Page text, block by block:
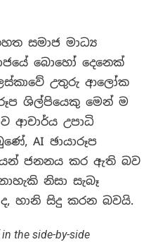
සමාජ මාධ්‍ය
බොහෝ දෙනෙක්
උතුරු ආලෝක
ශිල්පියෙකු මෙන් ම
ආචාර්ය උපාධි
AI ඡායාරූප
ජනනය කර ඇති බව
නිසා සැබෑ
හානි සිදු කරන බවයි.
the side-by-side